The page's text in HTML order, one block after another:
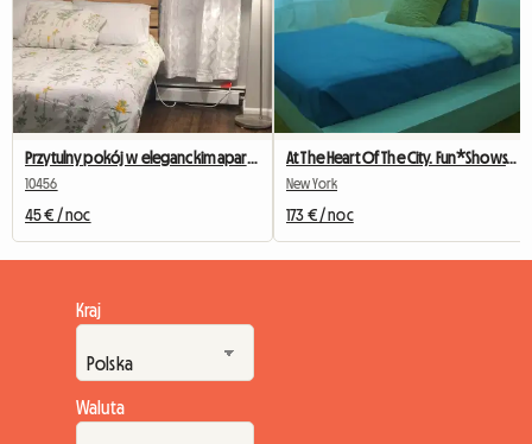
Przytulny pokój w eleganckim apartamencie w pobliżu stadionu Yankee
10456
45 € / noc
At The Heart Of The City. Fun*Shows*Festivities*
New York
173 € / noc
Kraj
Waluta